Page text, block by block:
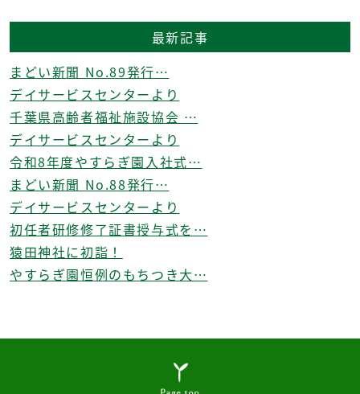
最新記事
まどい新聞 No.89発行…
デイサービスセンターより
千葉県高齢者福祉施設協会 …
デイサービスセンターより
令和8年度やすらぎ園入社式…
まどい新聞 No.88発行…
デイサービスセンターより
初任者研修修了証書授与式を…
猿田神社に初詣！
やすらぎ園恒例のもちつき大…